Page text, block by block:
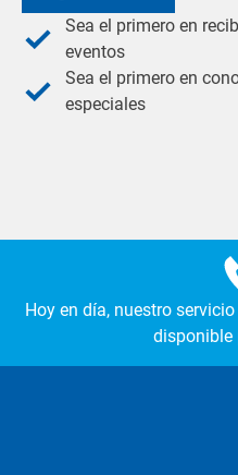
Sea el primero en
eventos
Sea el primero en
especiales
Hoy en día, nuestro
disponible